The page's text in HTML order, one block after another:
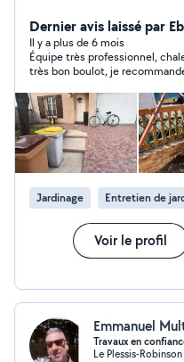
jardin qui respire ! - Nettoyage de terrasse : Fini les
mousses et salissures,
éclat grâce à un
neuf ! -Taille de haie : Pour des haies nettes et bien
formées, sans souci ! -Entretien général de jardin : Un
coup de main pour tous
désherbage, plantations, etc. -
retirons toutes vos racines On travaille avec soin
votre rythme, pour un
Disponible dans toute l'IDF N'hésitez pas à
contacter pour un devis
vous aider !
Dernier avis laissé par
Il y a plus de 6 mois
Équipe très professionnel,
très bon boulot, je
Jardinage Entretien de
Voir le profil
Emmanuel
Travaux en
Le Plessis-